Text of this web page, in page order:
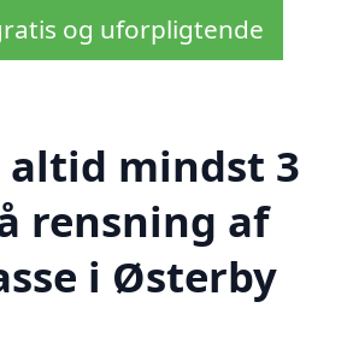
og uforpligtende
mindst 3
rensning af
i Østerby